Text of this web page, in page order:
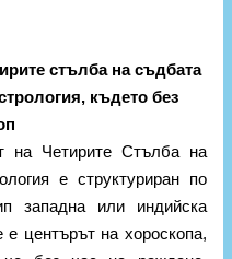
стълба на съдбата
където без
на Четирите Стълба на
е структуриран по
западна или индийска
центърът на хороскопа,